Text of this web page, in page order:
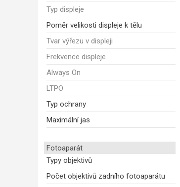
Typ displeje
Poměr velikosti displeje k tělu
Tvar výřezu v displeji
Frekvence displeje
Always On
LTPO
Typ ochrany
Maximální jas
Fotoaparát
Typy objektivů
Počet objektivů zadního fotoaparátu